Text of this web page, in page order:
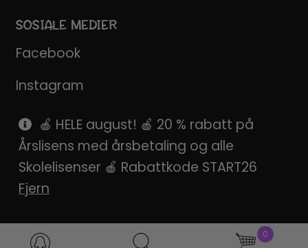
SOSIALE MEDIER
Facebook
Instagram
Pinterest
SnapChat
0
🍎 HELE august! 🍎 20 % rabatt på
Årslisens med årsbetaling og alle
Skolelisenser 🍎 Rabattkode START26
Fjern